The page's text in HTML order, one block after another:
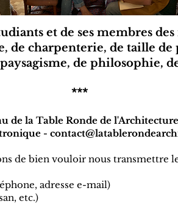
et de ses membres
de charpenterie, de taille de
de philosophie,
***
de la Table Ronde de
-
de bien vouloir nous transmettre
adresse e-mail)
etc.)